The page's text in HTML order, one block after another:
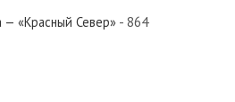
— «Красный Север»
«Красный Север» - 864